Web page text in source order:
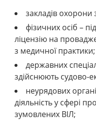
закладів охорони
фізичних осіб –
ліцензію на
з медичної практики;
державних
здійснюють судово-
неурядових
діяльність у сфері
зумовлених ВІЛ;